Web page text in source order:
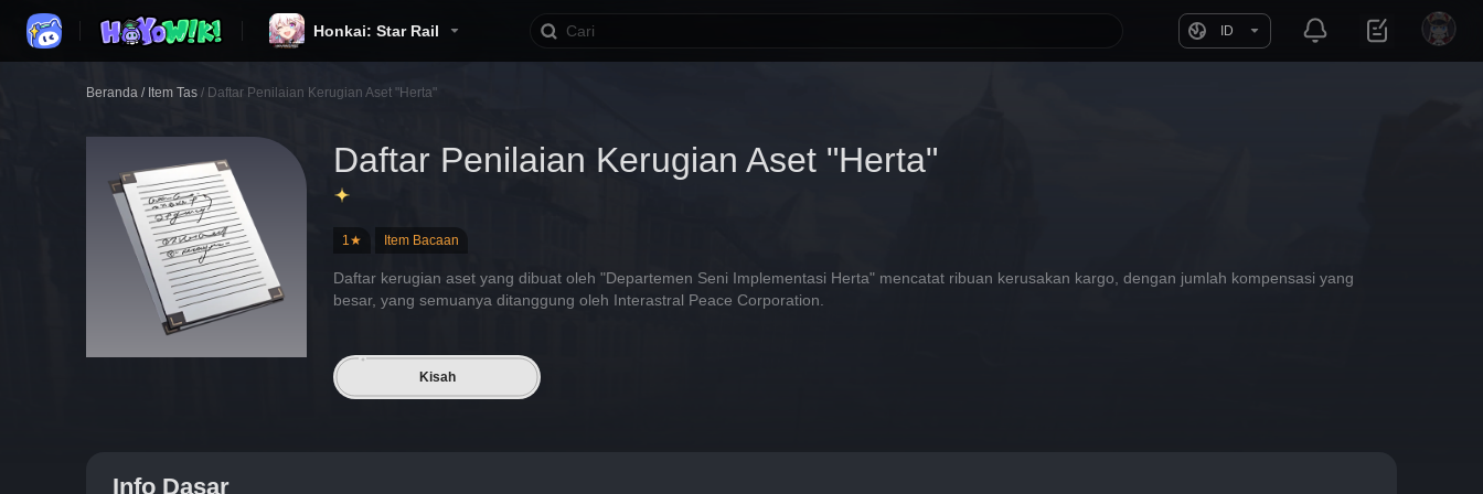
Honkai: Star Rail ID
Beranda / Item Tas / Daftar Penilaian Kerugian Aset "Herta"
Daftar Penilaian Kerugian Aset "Herta"
1★ Item Bacaan
Daftar kerugian aset yang dibuat oleh "Departemen Seni Implementasi Herta" mencatat ribuan kerusakan kargo, dengan jumlah kompensasi yang
besar, yang semuanya ditanggung oleh Interastral Peace Corporation.
Kisah
Info Dasar